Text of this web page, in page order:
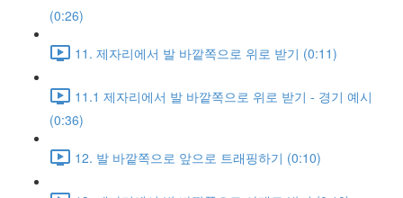
(0:26)
11. 제자리에서 발 바깥쪽으로 위로 받기 (0:11)
11.1 제자리에서 발 바깥쪽으로 위로 받기 - 경기 예시
(0:36)
12. 발 바깥쪽으로 앞으로 트래핑하기 (0:10)